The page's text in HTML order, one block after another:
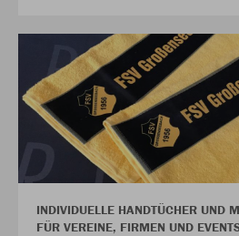
INDIVIDUELLE HANDTÜCHER UND
FÜR VEREINE, FIRMEN UND